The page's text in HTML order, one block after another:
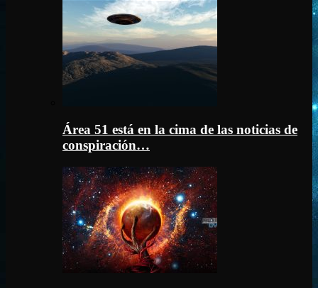
Área 51 está en la cima de las noticias de
conspiración…